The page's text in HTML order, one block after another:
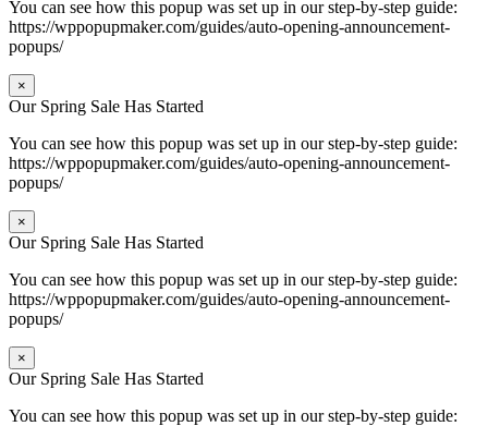
You can see how this popup was set up in our step-by-step guide:
https://wppopupmaker.com/guides/auto-opening-announcement-
popups/
×
Our Spring Sale Has Started
You can see how this popup was set up in our step-by-step guide:
https://wppopupmaker.com/guides/auto-opening-announcement-
popups/
×
Our Spring Sale Has Started
You can see how this popup was set up in our step-by-step guide:
https://wppopupmaker.com/guides/auto-opening-announcement-
popups/
×
Our Spring Sale Has Started
You can see how this popup was set up in our step-by-step guide: